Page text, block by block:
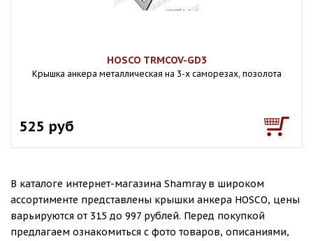
HOSCO TRMCOV-GD3
Крышка анкера металлическая на 3-х саморезах, позолота
525 руб
В каталоге интернет-магазина Shamray в широком
ассортименте представлены крышки анкера HOSCO, цены
варьируются от 315 до 997 рублей. Перед покупкой
предлагаем ознакомиться с фото товаров, описаниями,